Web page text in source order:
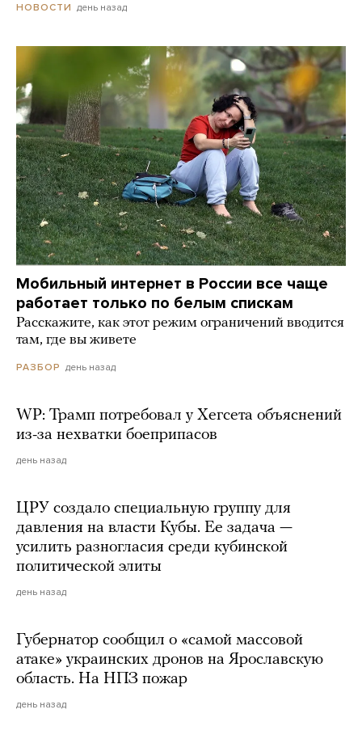
НОВОСТИ день назад
Мобильный интернет в России все чаще
работает только по белым спискам
Расскажите, как этот режим ограничений вводится
там, где вы живете
РАЗБОР день назад
WP: Трамп потребовал у Хегсета объяснений
из-за нехватки боеприпасов
день назад
ЦРУ создало специальную группу для
давления на власти Кубы. Ее задача —
усилить разногласия среди кубинской
политической элиты
день назад
Губернатор сообщил о «самой массовой
атаке» украинских дронов на Ярославскую
область. На НПЗ пожар
день назад